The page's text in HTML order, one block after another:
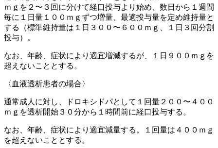
ｍｇを２〜３回に分けて経口投与より始め、数日から１週間
毎に１日量１００ｍｇずつ増量、最適投与量を定め維持量と
する（標準維持量は１日３００〜６００ｍｇ、１日３回分割
投与）。
なお、年齢、症状により適宜増減するが、１日９００ｍｇを
超えないこととする。
〈血液透析患者の場合〉
通常成人に対し、ドロキシドパとして１回量２００〜４００
ｍｇを透析開始３０分から１時間前に経口投与する。
なお、年齢、症状により適宜減量する。１回量は４００ｍｇ
を超えないこととする。